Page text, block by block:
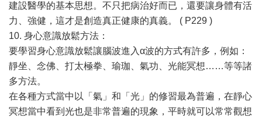
建設醫學的基本思想。不只把病治好而已，還要讓身體有活
力、強健，這才是創造真正健康的真義。 ( P229 )
10. 身心意識放鬆方法：
要學習身心意識放鬆讓腦波進入α波的方式有許多，例如：
靜坐、念佛、打太極拳、瑜珈、氣功、光能冥想……等等諸
多方法。
在各種方式當中以「氣」和「光」的修習最為普遍，在靜心
冥想當中看到光也是非常普遍的現象，平時就可以常常觀想